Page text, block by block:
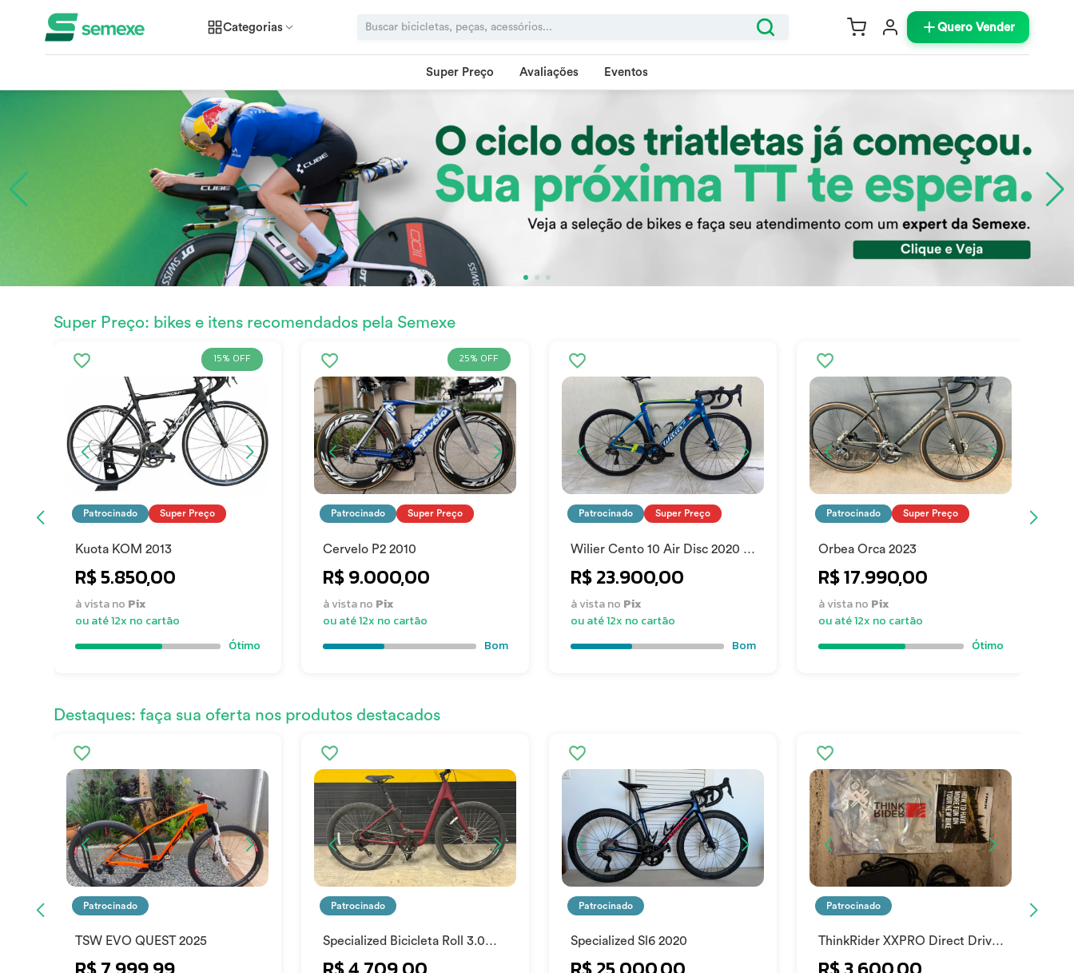
Categorias Quero Vender
Super Preço Avaliações Eventos
Super Preço: bikes e itens recomendados pela Semexe
15% OFF
Patrocinado Super Preço
Kuota KOM 2013
R$ 5.850,00
à vista no Pix
ou até 12x no cartão
Ótimo
25% OFF
Patrocinado Super Preço
Cervelo P2 2010
R$ 9.000,00
à vista no Pix
ou até 12x no cartão
Bom
Patrocinado Super Preço
Wilier Cento 10 Air Disc 2020 -
R$ 23.900,00
à vista no Pix
ou até 12x no cartão
Bom
Patrocinado Super Preço
Orbea Orca 2023
R$ 17.990,00
à vista no Pix
ou até 12x no cartão
Ótimo
Destaques: faça sua oferta nos produtos destacados
Patrocinado
TSW EVO QUEST 2025
Patrocinado
Specialized Bicicleta Roll 3.0
Patrocinado
Specialized Sl6 2020
Patrocinado
ThinkRider XXPRO Direct Drive